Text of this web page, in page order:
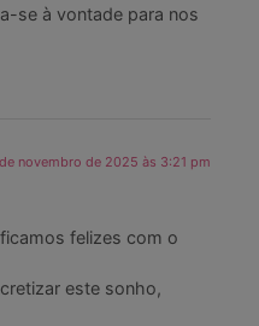
se à vontade para nos
novembro de 2025 às 3:21 pm
felizes com o
este sonho,